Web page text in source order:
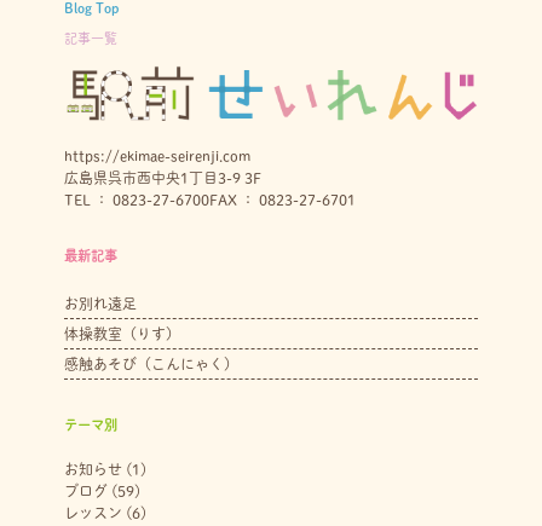
Blog Top
記事一覧
https://ekimae-seirenji.com
広島県呉市西中央1丁目3-9 3F
TEL ： 0823-27-6700FAX ： 0823-27-6701
最新記事
お別れ遠足
体操教室（りす）
感触あそび（こんにゃく）
テーマ別
お知らせ(1)
ブログ (59)
レッスン (6)